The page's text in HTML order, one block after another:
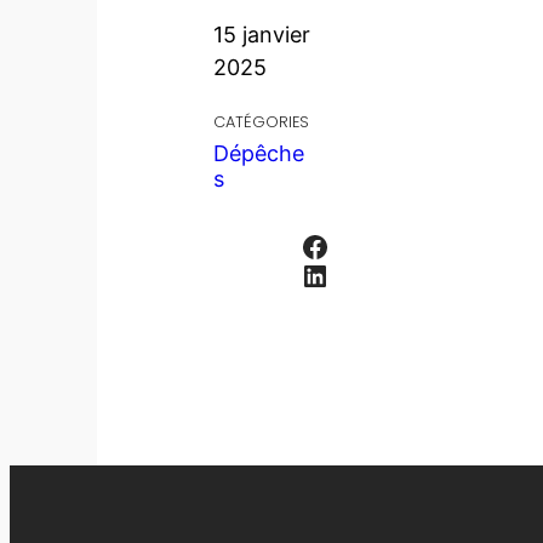
15 janvier
2025
CATÉGORIES
Dépêche
s
Facebook
LinkedIn